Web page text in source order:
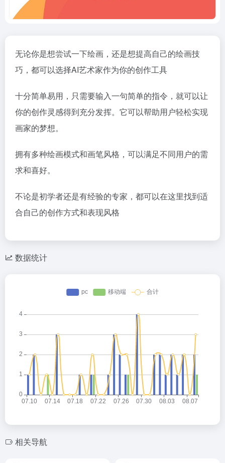
无论你是想尝试一下绘画，还是想提高自己的绘画技
巧，都可以选择AI艺术家作为你的创作工具
十分简单易用，只需要输入一句简单的指令，就可以让
你的创作灵感得到充分发挥。它可以帮助用户轻松实现
画家的梦想。
拥有多种绘画模式和画笔风格，可以满足不同用户的需
求和喜好。
不论是初学者还是有经验的专家，都可以在这里找到适
合自己的创作方式和表现风格
数据统计
相关导航